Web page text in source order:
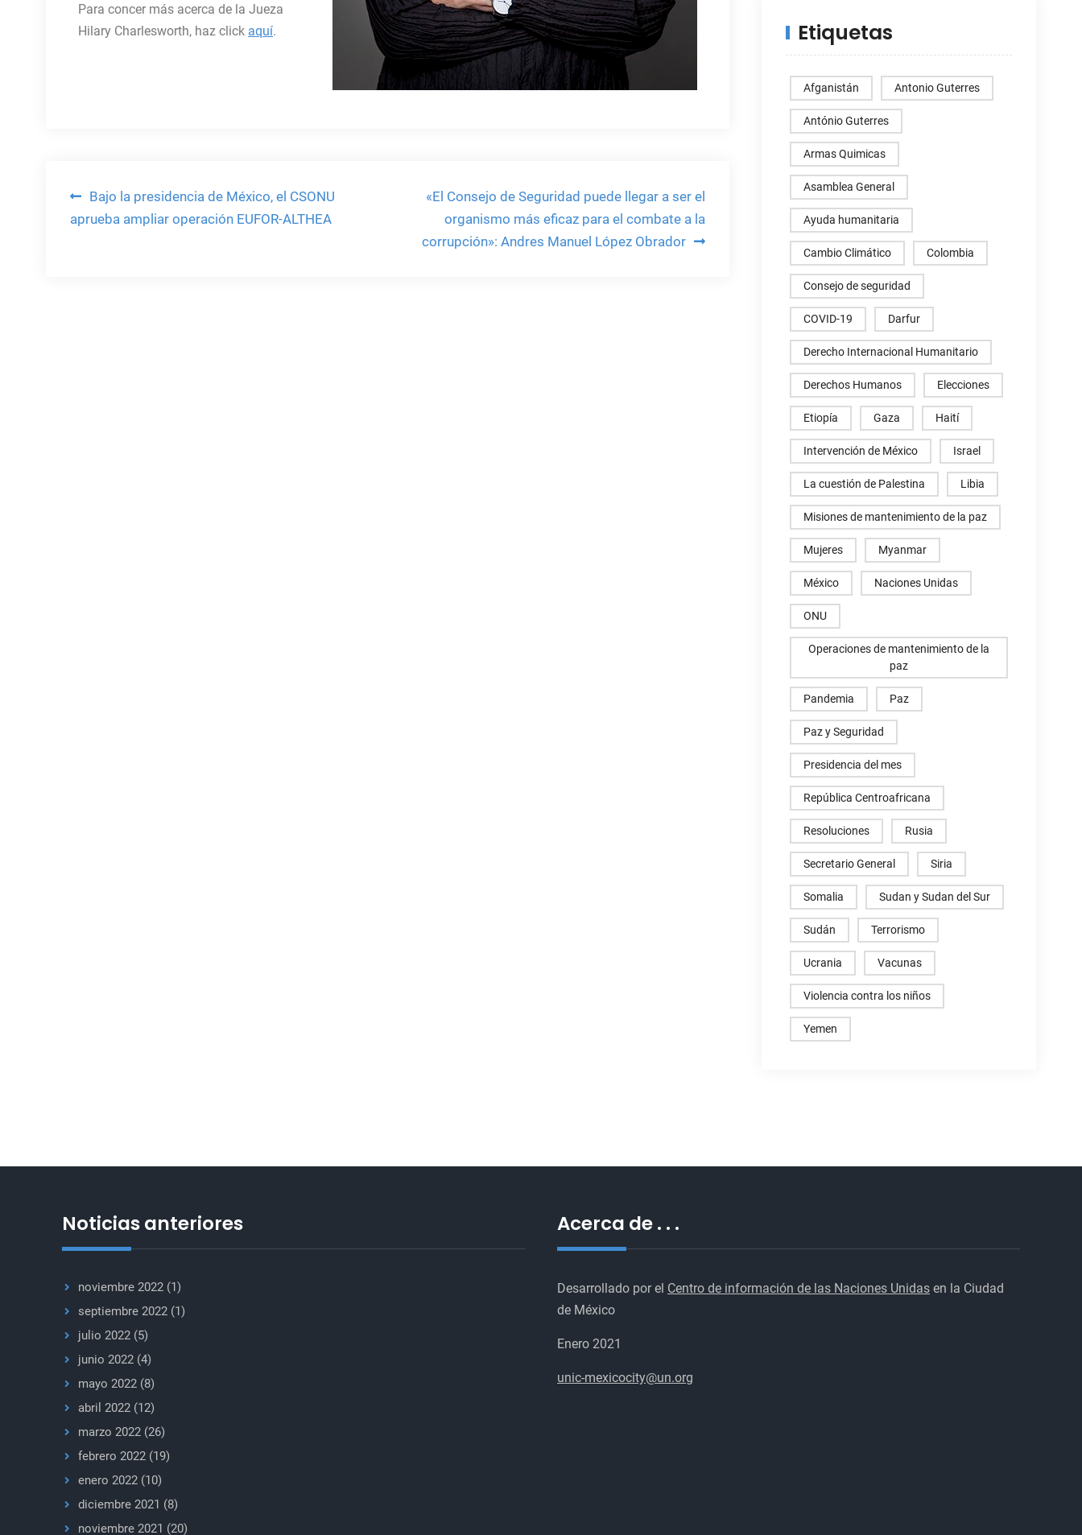
Para concer más acerca de la Jueza
Hilary Charlesworth, haz click aquí.
Navegación
de
Bajo la presidencia de México, el CSONU
aprueba ampliar operación EUFOR-ALTHEA
«El Consejo de Seguridad puede llegar a ser el
organismo más eficaz para el combate a la
corrupción»: Andres Manuel López Obrador
Etiquetas
Afganistán Antonio Guterres
António Guterres
Armas Quimicas
Asamblea General
Ayuda humanitaria
Cambio Climático Colombia
Consejo de seguridad
COVID-19 Darfur
Derecho Internacional Humanitario
Derechos Humanos Elecciones
Etiopía Gaza Haití
Intervención de México Israel
La cuestión de Palestina Libia
Misiones de mantenimiento de la paz
Mujeres Myanmar
México Naciones Unidas
ONU
Operaciones de mantenimiento de la
paz
Pandemia Paz
Paz y Seguridad
Presidencia del mes
República Centroafricana
Resoluciones Rusia
Secretario General Siria
Somalia Sudan y Sudan del Sur
Sudán Terrorismo
Ucrania Vacunas
Violencia contra los niños
Yemen
Noticias anteriores
noviembre 2022 (1)
septiembre 2022 (1)
julio 2022 (5)
junio 2022 (4)
mayo 2022 (8)
abril 2022 (12)
marzo 2022 (26)
febrero 2022 (19)
enero 2022 (10)
diciembre 2021 (8)
noviembre 2021 (20)
Acerca de . . .
Desarrollado por el Centro de información de las Naciones Unidas en la Ciudad
de México
Enero 2021
unic-mexicocity@un.org